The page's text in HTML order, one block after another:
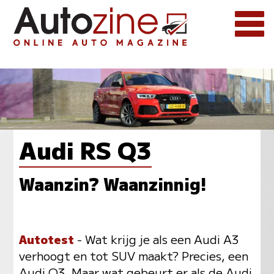
Audi RS Q3
Waanzin? Waanzinnig!
Autotest - Wat krijg je als een Audi A3
verhoogt en tot SUV maakt? Precies, een